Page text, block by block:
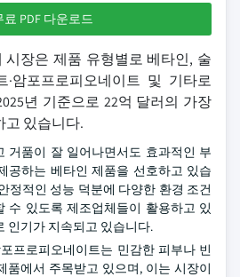
료 PDF 다운로드
시장은 제품 유형별로 베타인, 술
·암포프로피오네이트 및 기타로
년 기준으로 22억 달러의 가장
고 있습니다.
거품이 잘 일어나면서도 효과적인 부
공하는 베타인 제품을 선호하고 있습
정적인 성능 덕분에 다양한 환경 조건
수 있도록 제조업체들이 활용하고 있
인기가 지속되고 있습니다.
프로피오네이트는 민감한 피부나 빈
품에서 주목받고 있으며, 이는 시장이